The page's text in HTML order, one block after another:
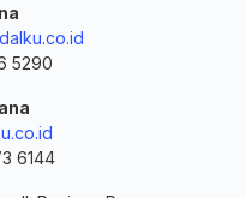
5290
6144